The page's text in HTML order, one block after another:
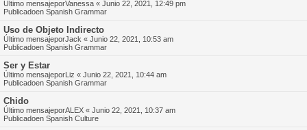
Último mensajeporVanessa « Junio 22, 2021, 12:49 pm
Publicadoen Spanish Grammar
Uso de Objeto Indirecto
Último mensajeporJack « Junio 22, 2021, 10:53 am
Publicadoen Spanish Grammar
Ser y Estar
Último mensajeporLiz « Junio 22, 2021, 10:44 am
Publicadoen Spanish Grammar
Chido
Último mensajeporALEX « Junio 22, 2021, 10:37 am
Publicadoen Spanish Culture